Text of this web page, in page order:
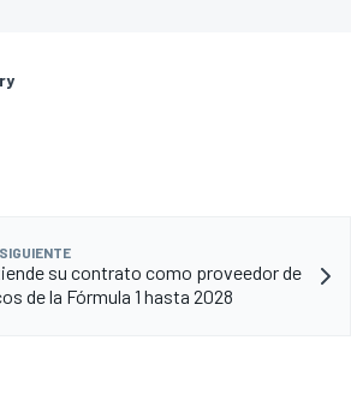
su contrato como proveedor de
de la Fórmula 1 hasta 2028